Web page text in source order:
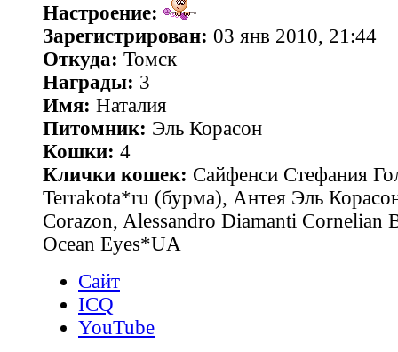
Настроение:
Зарегистрирован: 03 янв 2010, 21:44
Откуда: Томск
Награды: 3
Имя: Наталия
Питомник: Эль Корасон
Кошки: 4
Клички кошек: Сайфенси Стефания
Terrakota*ru (бурма), Антея Эль
Corazon, Alessandro Diamanti Cornelian
Ocean Eyes*UA
Сайт
ICQ
YouTube